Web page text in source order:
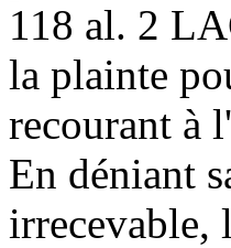
118 al. 2
la plainte
recourant à
En déniant
irrecevable,